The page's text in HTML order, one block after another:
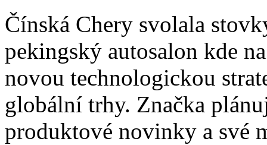
Čínská Chery svolala
pekingský autosalon kde
novou technologickou
globální trhy. Značka
produktové novinky a své